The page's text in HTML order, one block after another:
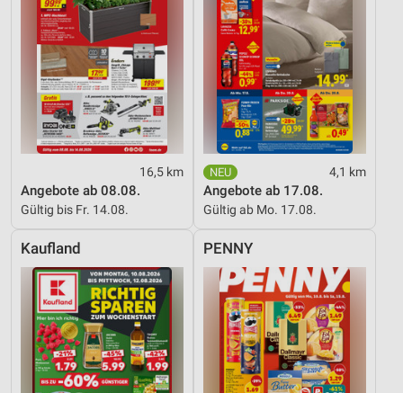
16,5 km
Angebote ab 08.08.
Gültig bis Fr. 14.08.
4,1 km
Angebote ab 17.08.
Gültig ab Mo. 17.08.
Kaufland PENNY